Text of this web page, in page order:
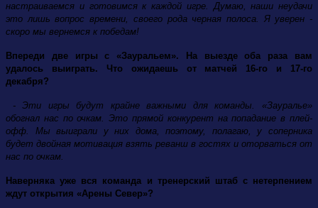
настраиваемся и готовимся к каждой игре. Думаю, наши неудачи
это лишь вопрос времени, своего рода черная полоса. Я уверен -
скоро мы вернемся к победам!
Впереди две игры с «Зауральем». На выезде оба раза вам
удалось выиграть. Что ожидаешь от матчей 16-го и 17-го
декабря?
- Эти игры будут крайне важными для команды. «Зауралье»
обогнал нас по очкам. Это прямой конкурент на попадание в плей-
офф. Мы выиграли у них дома, поэтому, полагаю, у соперника
будет двойная мотивация взять реванш в гостях и оторваться от
нас по очкам.
Наверняка уже вся команда и тренерский штаб с нетерпением
ждут открытия «Арены Север»?